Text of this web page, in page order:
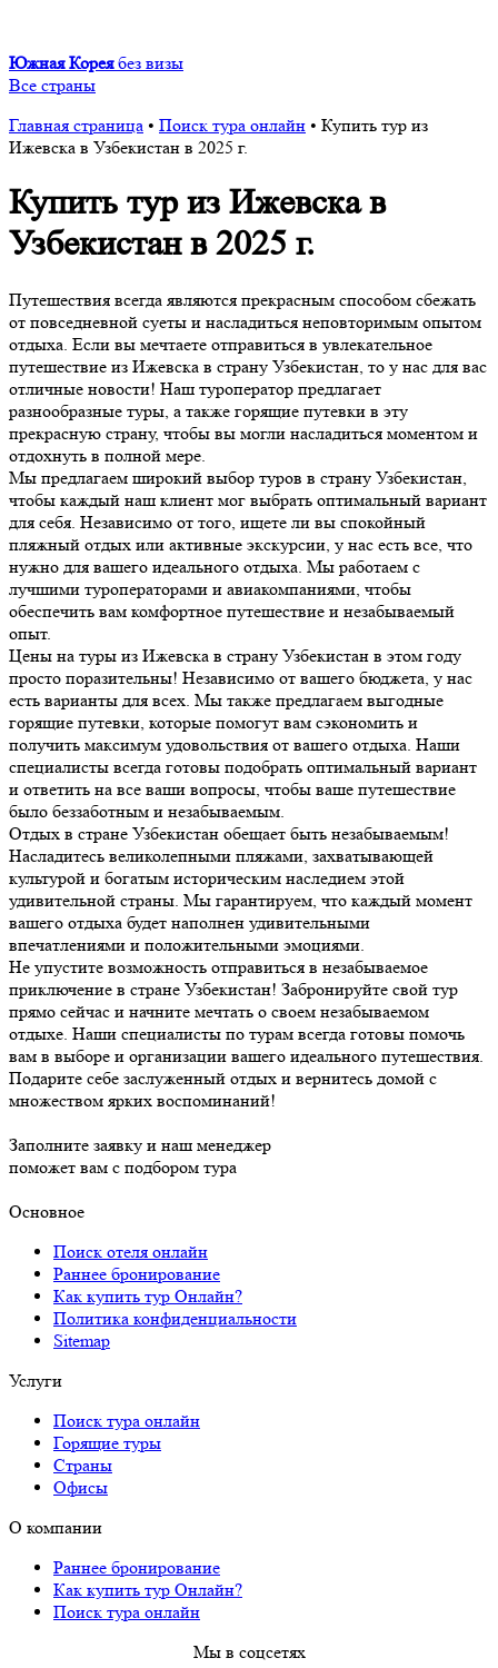
Южная Корея без визы
Все страны
Главная страница • Поиск тура онлайн • Купить тур из
Ижевска в Узбекистан в 2025 г.
Купить тур из Ижевска в
Узбекистан в 2025 г.
Путешествия всегда являются прекрасным способом сбежать
от повседневной суеты и насладиться неповторимым опытом
отдыха. Если вы мечтаете отправиться в увлекательное
путешествие из Ижевска в страну Узбекистан, то у нас для вас
отличные новости! Наш туроператор предлагает
разнообразные туры, а также горящие путевки в эту
прекрасную страну, чтобы вы могли насладиться моментом и
отдохнуть в полной мере.
Мы предлагаем широкий выбор туров в страну Узбекистан,
чтобы каждый наш клиент мог выбрать оптимальный вариант
для себя. Независимо от того, ищете ли вы спокойный
пляжный отдых или активные экскурсии, у нас есть все, что
нужно для вашего идеального отдыха. Мы работаем с
лучшими туроператорами и авиакомпаниями, чтобы
обеспечить вам комфортное путешествие и незабываемый
опыт.
Цены на туры из Ижевска в страну Узбекистан в этом году
просто поразительны! Независимо от вашего бюджета, у нас
есть варианты для всех. Мы также предлагаем выгодные
горящие путевки, которые помогут вам сэкономить и
получить максимум удовольствия от вашего отдыха. Наши
специалисты всегда готовы подобрать оптимальный вариант
и ответить на все ваши вопросы, чтобы ваше путешествие
было беззаботным и незабываемым.
Отдых в стране Узбекистан обещает быть незабываемым!
Насладитесь великолепными пляжами, захватывающей
культурой и богатым историческим наследием этой
удивительной страны. Мы гарантируем, что каждый момент
вашего отдыха будет наполнен удивительными
впечатлениями и положительными эмоциями.
Не упустите возможность отправиться в незабываемое
приключение в стране Узбекистан! Забронируйте свой тур
прямо сейчас и начните мечтать о своем незабываемом
отдыхе. Наши специалисты по турам всегда готовы помочь
вам в выборе и организации вашего идеального путешествия.
Подарите себе заслуженный отдых и вернитесь домой с
множеством ярких воспоминаний!
Заполните заявку и наш менеджер
поможет вам с подбором тура
Основное
Поиск отеля онлайн
Раннее бронирование
Как купить тур Онлайн?
Политика конфиденциальности
Sitemap
Услуги
Поиск тура онлайн
Горящие туры
Страны
Офисы
О компании
Раннее бронирование
Как купить тур Онлайн?
Поиск тура онлайн
Мы в соцсетях